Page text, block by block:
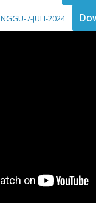
7-JULI-2024